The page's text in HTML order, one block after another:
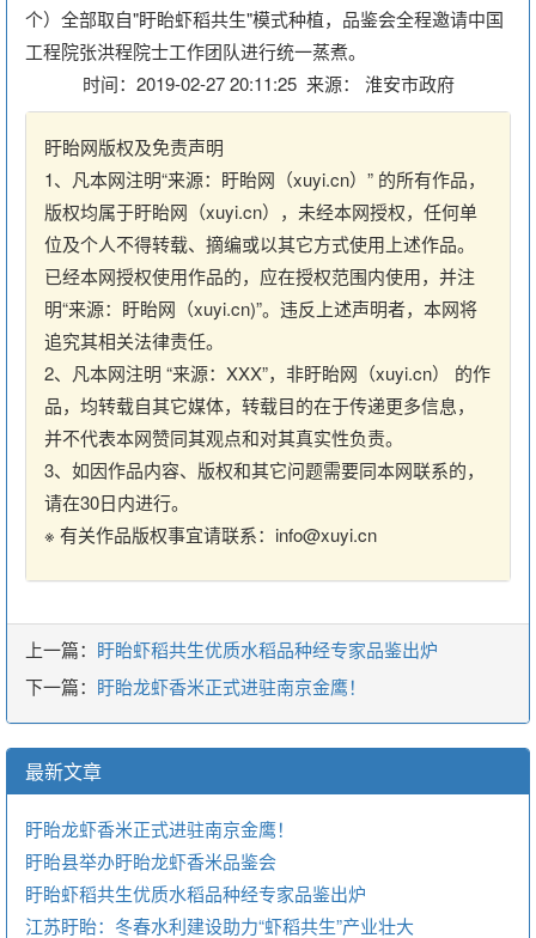
个）全部取自"盱眙虾稻共生"模式种植，品鉴会全程邀请中国
工程院张洪程院士工作团队进行统一蒸煮。
时间：2019-02-27 20:11:25 来源： 淮安市政府
盱眙网版权及免责声明
1、凡本网注明“来源：盱眙网（xuyi.cn）” 的所有作品，
版权均属于盱眙网（xuyi.cn），未经本网授权，任何单
位及个人不得转载、摘编或以其它方式使用上述作品。
已经本网授权使用作品的，应在授权范围内使用，并注
明“来源：盱眙网（xuyi.cn)”。违反上述声明者，本网将
追究其相关法律责任。
2、凡本网注明 “来源：XXX”，非盱眙网（xuyi.cn） 的作
品，均转载自其它媒体，转载目的在于传递更多信息，
并不代表本网赞同其观点和对其真实性负责。
3、如因作品内容、版权和其它问题需要同本网联系的，
请在30日内进行。
※ 有关作品版权事宜请联系：info@xuyi.cn
上一篇： 盱眙虾稻共生优质水稻品种经专家品鉴出炉
下一篇： 盱眙龙虾香米正式进驻南京金鹰！
最新文章
盱眙龙虾香米正式进驻南京金鹰！
盱眙县举办盱眙龙虾香米品鉴会
盱眙虾稻共生优质水稻品种经专家品鉴出炉
江苏盱眙：冬春水利建设助力“虾稻共生”产业壮大